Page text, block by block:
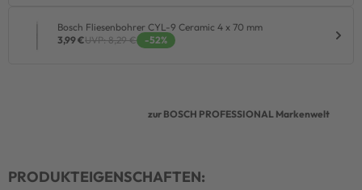
Bosch Fliesenbohrer CYL-9 Ceramic 4 x 70 mm
3,99 €UVP: 8,29 € -52%
zur BOSCH PROFESSIONAL Markenwelt
PRODUKTEIGENSCHAFTEN: